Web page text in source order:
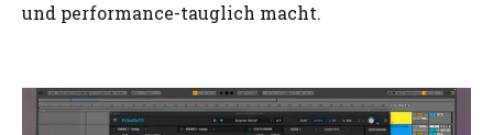
und performance-tauglich macht.